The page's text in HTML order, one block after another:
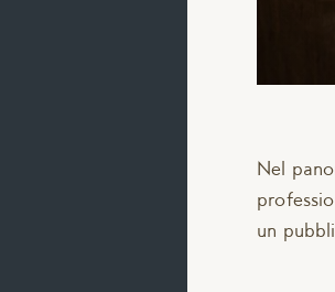
Nel
un